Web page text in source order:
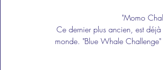
"Momo
Ce dernier plus ancien, est
monde. "Blue Whale Challenge"